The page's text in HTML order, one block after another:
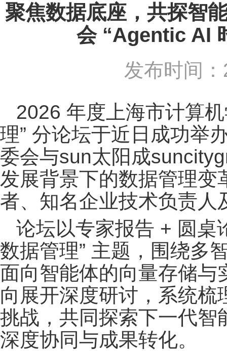
聚焦数据底座，共探智
会 “Agentic AI
发布时间
2026 年度上海市计算
理” 分论坛于近日成功举
委会与sun太阳成​
发展背景下的数据管理变
者、知名企业技术负责人
论坛以专家报告 + 圆桌
数据管理” 主题，围绕多
面向智能体的向量存储与
向展开深度研讨，系统
挑战，共同探索下一代智
深度协同与成果转化。